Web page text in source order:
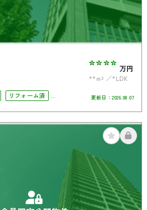
**** 万円
**m²
*LDK
リフォーム済
更新日： 2026.08.07